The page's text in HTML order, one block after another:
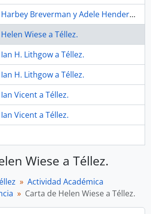
Breverman y Adele Henderson a Téllez.
Wiese a Téllez.
H. Lithgow a Téllez.
H. Lithgow a Téllez.
Vicent a Téllez.
Vicent a Téllez.
Wiese a Téllez.
Actividad Académica
Carta de Helen Wiese a Téllez.